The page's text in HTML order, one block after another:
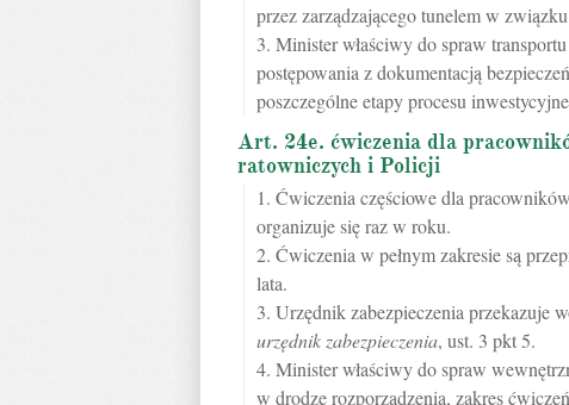
przez zarządzającego tunelem w
3. Minister właściwy do spraw
postępowania z dokumentacją
poszczególne etapy procesu
Art. 24e. ćwiczenia dla
ratowniczych i Policji
1. Ćwiczenia częściowe dla
organizuje się raz w roku.
2. Ćwiczenia w pełnym zakresie są
lata.
3. Urzędnik zabezpieczenia przekazuje
urzędnik zabezpieczenia, ust. 3 pkt 5.
4. Minister właściwy do spraw
w drodze rozporządzenia, zakres